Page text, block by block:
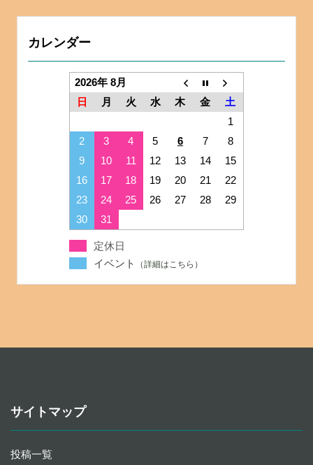
カレンダー
2026年 8月
日
月 火 水 木 金
土
1
2
3 4 5 6 7
8
9
10 11 12 13 14
15
16
17 18 19 20 21
22
23
24 25 26 27 28
29
30
31
定休日
イベント
サイトマップ
投稿一覧